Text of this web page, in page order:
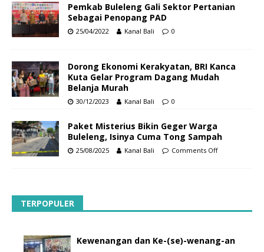
Pemkab Buleleng Gali Sektor Pertanian
Sebagai Penopang PAD
25/04/2022 Kanal Bali 0
Dorong Ekonomi Kerakyatan, BRI Kanca
Kuta Gelar Program Dagang Mudah
Belanja Murah
30/12/2023 Kanal Bali 0
Paket Misterius Bikin Geger Warga
Buleleng, Isinya Cuma Tong Sampah
25/08/2025 Kanal Bali Comments Off
TERPOPULER
Kewenangan dan Ke-(se)-wenang-an